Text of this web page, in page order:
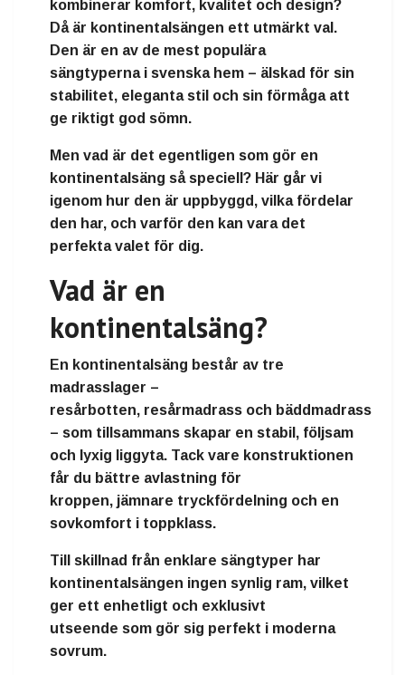
kombinerar komfort, kvalitet och design?
Då är kontinentalsängen ett utmärkt val.
Den är en av de mest populära
sängtyperna i svenska hem – älskad för sin
stabilitet, eleganta stil och sin förmåga att
ge riktigt god sömn.
Men vad är det egentligen som gör en
kontinentalsäng så speciell? Här går vi
igenom hur den är uppbyggd, vilka fördelar
den har, och varför den kan vara det
perfekta valet för dig.
Vad är en
kontinentalsäng?
En kontinentalsäng består av tre
madrasslager –
resårbotten, resårmadrass och bäddmadrass
– som tillsammans skapar en stabil, följsam
och lyxig liggyta. Tack vare konstruktionen
får du bättre avlastning för
kroppen, jämnare tryckfördelning och en
sovkomfort i toppklass.
Till skillnad från enklare sängtyper har
kontinentalsängen ingen synlig ram, vilket
ger ett enhetligt och exklusivt
utseende som gör sig perfekt i moderna
sovrum.